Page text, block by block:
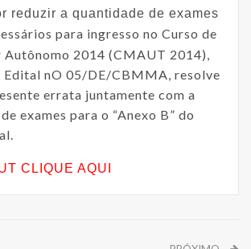
reduzir a quantidade de exames
essários para ingresso no Curso de
2014 (CMAUT 2014),
Edital nO 05/DE/CBMMA, resolve
errata juntamente com a
exames para o “Anexo B” do
CLIQUE AQUI